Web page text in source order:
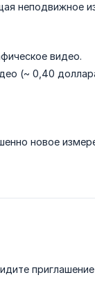
неподвижное
видео.
(~ 0,40
новое